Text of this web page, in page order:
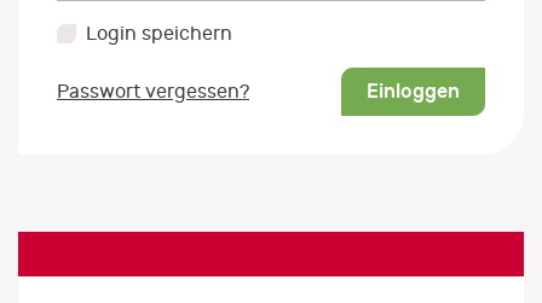
Login speichern
Passwort vergessen? Einloggen